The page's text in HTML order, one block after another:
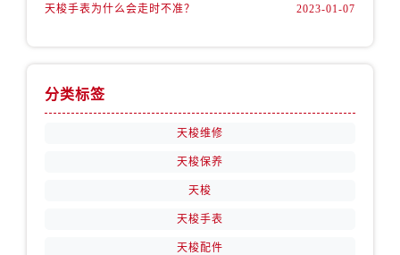
天梭手表为什么会走时不准？ 2023-01-07
分类标签
天梭维修
天梭保养
天梭
天梭手表
天梭配件